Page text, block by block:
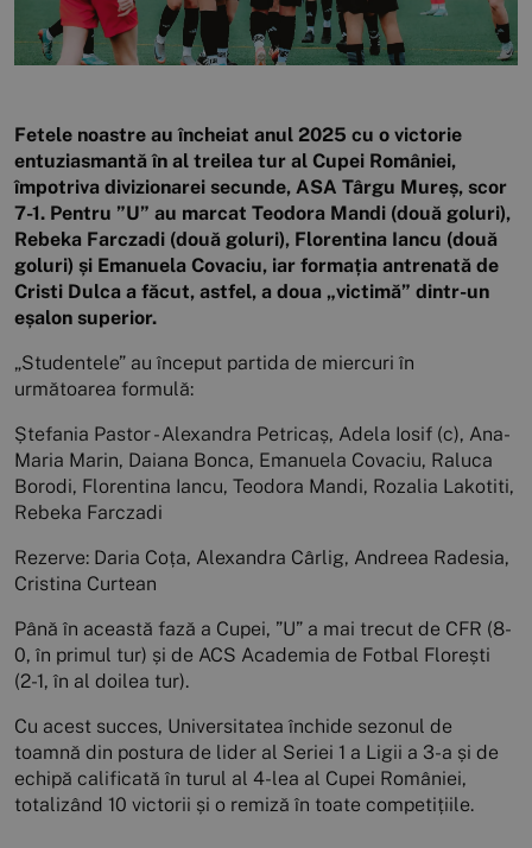
Fetele noastre au încheiat anul 2025 cu o victorie
entuziasmantă în al treilea tur al Cupei României,
împotriva divizionarei secunde, ASA Târgu Mureș, scor
7-1. Pentru ”U” au marcat Teodora Mandi (două goluri),
Rebeka Farczadi (două goluri), Florentina Iancu (două
goluri) și Emanuela Covaciu, iar formația antrenată de
Cristi Dulca a făcut, astfel, a doua „victimă” dintr-un
eșalon superior.
„Studentele” au început partida de miercuri în
următoarea formulă:
Ștefania Pastor - Alexandra Petricaș, Adela Iosif (c), Ana-
Maria Marin, Daiana Bonca, Emanuela Covaciu, Raluca
Borodi, Florentina Iancu, Teodora Mandi, Rozalia Lakotiti,
Rebeka Farczadi
Rezerve: Daria Coța, Alexandra Cârlig, Andreea Radesia,
Cristina Curtean
Până în această fază a Cupei, ”U” a mai trecut de CFR (8-
0, în primul tur) și de ACS Academia de Fotbal Florești
(2-1, în al doilea tur).
Cu acest succes, Universitatea închide sezonul de
toamnă din postura de lider al Seriei 1 a Ligii a 3-a și de
echipă calificată în turul al 4-lea al Cupei României,
totalizând 10 victorii și o remiză în toate competițiile.